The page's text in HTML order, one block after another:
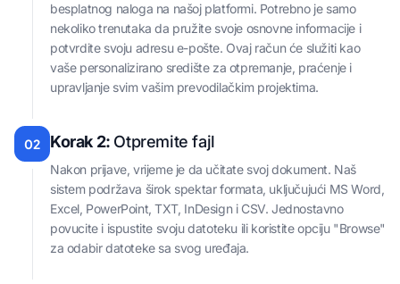
besplatnog naloga na našoj platformi. Potrebno je samo
nekoliko trenutaka da pružite svoje osnovne informacije i
potvrdite svoju adresu e-pošte. Ovaj račun će služiti kao
vaše personalizirano središte za otpremanje, praćenje i
upravljanje svim vašim prevodilačkim projektima.
02 Korak 2: Otpremite fajl
Nakon prijave, vrijeme je da učitate svoj dokument. Naš
sistem podržava širok spektar formata, uključujući MS Word,
Excel, PowerPoint, TXT, InDesign i CSV. Jednostavno
povucite i ispustite svoju datoteku ili koristite opciju "Browse"
za odabir datoteke sa svog uređaja.